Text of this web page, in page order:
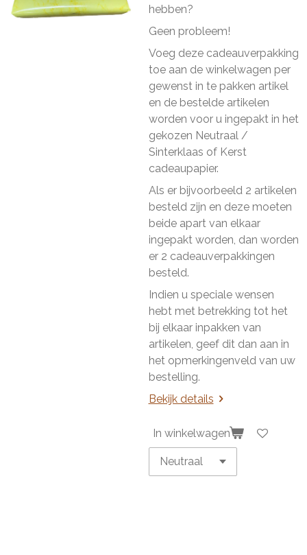
hebben?
Geen probleem!
Voeg deze cadeauverpakking
toe aan de winkelwagen per
gewenst in te pakken artikel
en de bestelde artikelen
worden voor u ingepakt in het
gekozen Neutraal /
Sinterklaas of Kerst
cadeaupapier.
Als er bijvoorbeeld 2 artikelen
besteld zijn en deze moeten
beide apart van elkaar
ingepakt worden, dan worden
er 2 cadeauverpakkingen
besteld.
Indien u speciale wensen
hebt met betrekking tot het
bij elkaar inpakken van
artikelen, geef dit dan aan in
het opmerkingenveld van uw
bestelling.
Bekijk details
In winkelwagen